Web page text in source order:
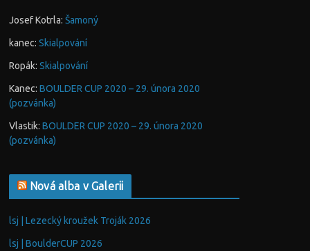
Josef Kotrla: Šamoný
kanec: Skialpování
Ropák: Skialpování
Kanec: BOULDER CUP 2020 – 29. února 2020
(pozvánka)
Vlastik: BOULDER CUP 2020 – 29. února 2020
(pozvánka)
Nová alba v Galerii
lsj | Lezecký kroužek Troják 2026
lsj | BoulderCUP 2026